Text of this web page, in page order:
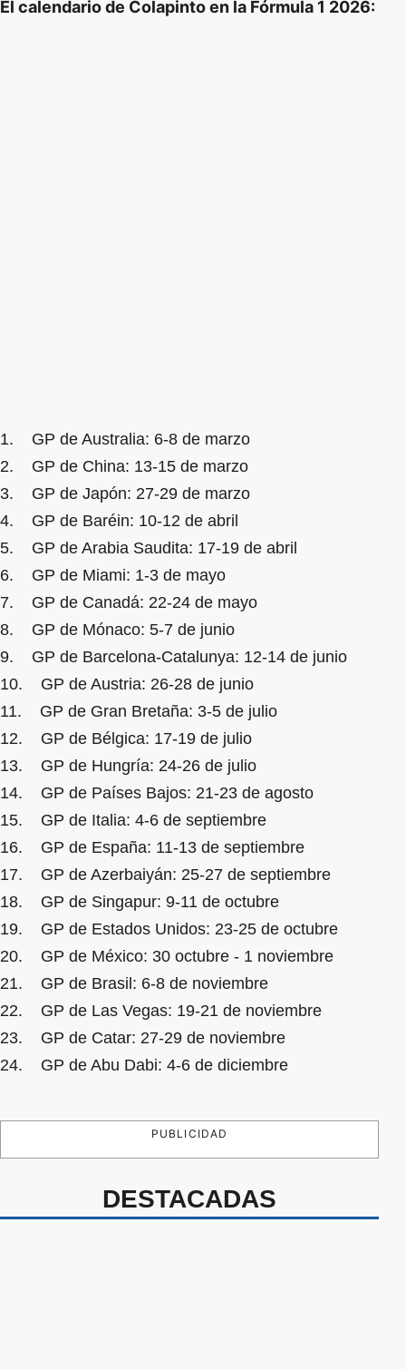
El calendario de Colapinto en la Fórmula 1 2026:
1. GP de Australia: 6-8 de marzo
2. GP de China: 13-15 de marzo
3. GP de Japón: 27-29 de marzo
4. GP de Baréin: 10-12 de abril
5. GP de Arabia Saudita: 17-19 de abril
6. GP de Miami: 1-3 de mayo
7. GP de Canadá: 22-24 de mayo
8. GP de Mónaco: 5-7 de junio
9. GP de Barcelona-Catalunya: 12-14 de junio
10. GP de Austria: 26-28 de junio
11. GP de Gran Bretaña: 3-5 de julio
12. GP de Bélgica: 17-19 de julio
13. GP de Hungría: 24-26 de julio
14. GP de Países Bajos: 21-23 de agosto
15. GP de Italia: 4-6 de septiembre
16. GP de España: 11-13 de septiembre
17. GP de Azerbaiyán: 25-27 de septiembre
18. GP de Singapur: 9-11 de octubre
19. GP de Estados Unidos: 23-25 de octubre
20. GP de México: 30 octubre - 1 noviembre
21. GP de Brasil: 6-8 de noviembre
22. GP de Las Vegas: 19-21 de noviembre
23. GP de Catar: 27-29 de noviembre
24. GP de Abu Dabi: 4-6 de diciembre
PUBLICIDAD
DESTACADAS